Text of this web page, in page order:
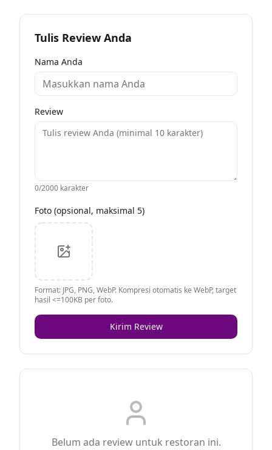
Tulis Review Anda
Nama Anda
Review
0/2000 karakter
Foto (opsional, maksimal 5)
Format: JPG, PNG, WebP. Kompresi otomatis ke WebP, target
hasil <=100KB per foto.
Kirim Review
Belum ada review untuk restoran ini.